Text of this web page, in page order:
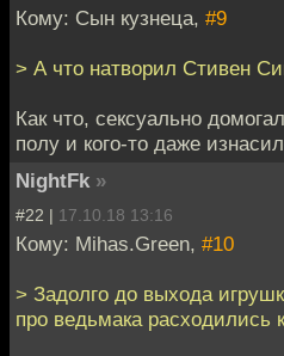
Кому: Сын кузнеца, #9
> А что натворил Стивен
Как что, сексуально
полу и кого-то даже
NightFk »
#22 | 17.10.18 13:16
Кому: Mihas.Green, #10
> Задолго до выхода
про ведьмака расходились